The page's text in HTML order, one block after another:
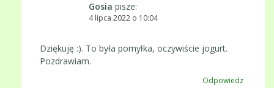
Gosia pisze:
4 lipca 2022 o 10:04
Dziękuję :). To była pomyłka, oczywiście jogurt.
Pozdrawiam.
Odpowiedz